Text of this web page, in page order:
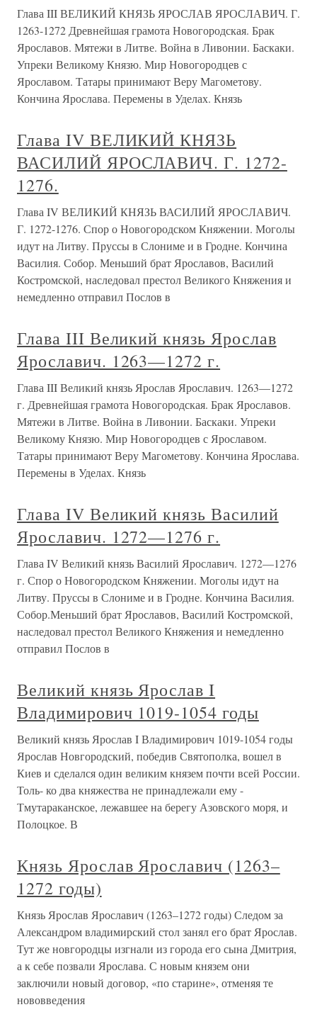
Глава III ВЕЛИКИЙ КНЯЗЬ ЯРОСЛАВ ЯРОСЛАВИЧ. Г.
1263-1272 Древнейшая грамота Новогородская. Брак
Ярославов. Мятежи в Литве. Война в Ливонии. Баскаки.
Упреки Великому Князю. Мир Новогородцев с
Ярославом. Татары принимают Веру Магометову.
Кончина Ярослава. Перемены в Уделах. Князь
Глава IV ВЕЛИКИЙ КНЯЗЬ
ВАСИЛИЙ ЯРОСЛАВИЧ. Г. 1272-
1276.
Глава IV ВЕЛИКИЙ КНЯЗЬ ВАСИЛИЙ ЯРОСЛАВИЧ.
Г. 1272-1276. Спор о Новогородском Княжении. Моголы
идут на Литву. Пруссы в Слониме и в Гродне. Кончина
Василия. Собор. Меньший брат Ярославов, Василий
Костромской, наследовал престол Великого Княжения и
немедленно отправил Послов в
Глава III Великий князь Ярослав
Ярославич. 1263—1272 г.
Глава III Великий князь Ярослав Ярославич. 1263—1272
г. Древнейшая грамота Новогородская. Брак Ярославов.
Мятежи в Литве. Война в Ливонии. Баскаки. Упреки
Великому Князю. Мир Новогородцев с Ярославом.
Татары принимают Веру Магометову. Кончина Ярослава.
Перемены в Уделах. Князь
Глава IV Великий князь Василий
Ярославич. 1272—1276 г.
Глава IV Великий князь Василий Ярославич. 1272—1276
г. Спор о Новогородском Княжении. Моголы идут на
Литву. Пруссы в Слониме и в Гродне. Кончина Василия.
Собор.Меньший брат Ярославов, Василий Костромской,
наследовал престол Великого Княжения и немедленно
отправил Послов в
Великий князь Ярослав I
Владимирович 1019-1054 годы
Великий князь Ярослав I Владимирович 1019-1054 годы
Ярослав Новгородский, победив Святополка, вошел в
Киев и сделался один великим князем почти всей России.
Толь- ко два княжества не принадлежали ему -
Тмутараканское, лежавшее на берегу Азовского моря, и
Полоцкое. В
Князь Ярослав Ярославич (1263–
1272 годы)
Князь Ярослав Ярославич (1263–1272 годы) Следом за
Александром владимирский стол занял его брат Ярослав.
Тут же новгородцы изгнали из города его сына Дмитрия,
а к себе позвали Ярослава. С новым князем они
заключили новый договор, «по старине», отменяя те
нововведения